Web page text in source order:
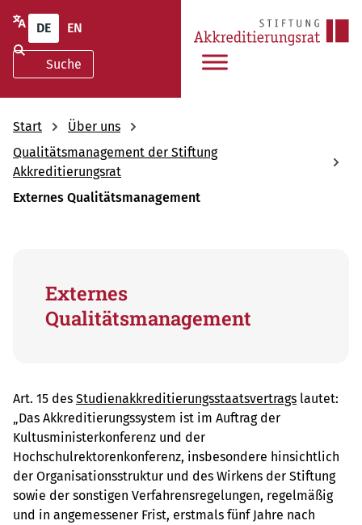
DE EN
Start
Über uns
Qualitätsmanagement der Stiftung
Akkreditierungsrat
Externes Qualitätsmanagement
Externes
Qualitätsmanagement
Art. 15 des Studienakkreditierungsstaatsvertrags lautet:
„Das Akkreditierungssystem ist im Auftrag der
Kultusministerkonferenz und der
Hochschulrektorenkonferenz, insbesondere hinsichtlich
der Organisationsstruktur und des Wirkens der Stiftung
sowie der sonstigen Verfahrensregelungen, regelmäßig
und in angemessener Frist, erstmals fünf Jahre nach